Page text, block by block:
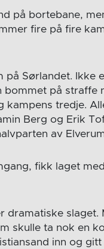
på bortebane,
fire på fire
på Sørlandet.
bommet på straffe
kampens tredje.
Berg og Erik
av
fikk laget
dramatiske slaget.
skulle ta nok en
inn og